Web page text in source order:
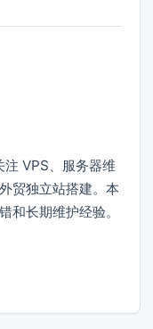
VPS、服务器维
贸独立站搭建。本
和长期维护经验。